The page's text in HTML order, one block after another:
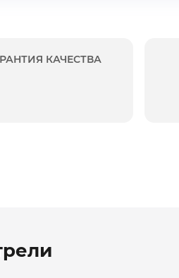
КАЧЕСТВА